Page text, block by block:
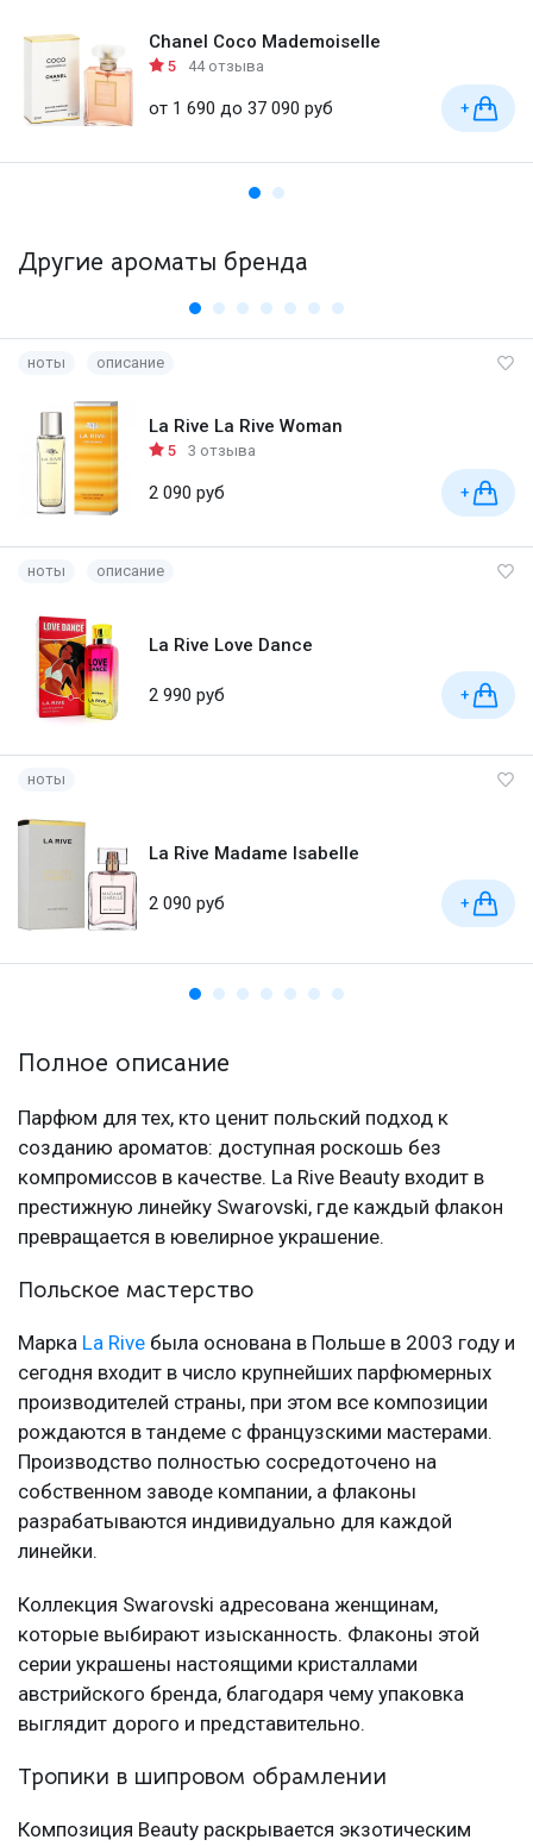
Chanel Coco Mademoiselle
5 44 отзыва
от 1 690 до 37 090 руб +
Другие ароматы бренда
ноты описание
La Rive La Rive Woman
5 3 отзыва
2 090 руб +
ноты описание
La Rive Love Dance
2 990 руб +
ноты
La Rive Madame Isabelle
2 090 руб +
Полное описание
Парфюм для тех, кто ценит польский подход к
созданию ароматов: доступная роскошь без
компромиссов в качестве. La Rive Beauty входит в
престижную линейку Swarovski, где каждый флакон
превращается в ювелирное украшение.
Польское мастерство
Марка La Rive была основана в Польше в 2003 году и
сегодня входит в число крупнейших парфюмерных
производителей страны, при этом все композиции
рождаются в тандеме с французскими мастерами.
Производство полностью сосредоточено на
собственном заводе компании, а флаконы
разрабатываются индивидуально для каждой
линейки.
Коллекция Swarovski адресована женщинам,
которые выбирают изысканность. Флаконы этой
серии украшены настоящими кристаллами
австрийского бренда, благодаря чему упаковка
выглядит дорого и представительно.
Тропики в шипровом обрамлении
Композиция Beauty раскрывается экзотическим